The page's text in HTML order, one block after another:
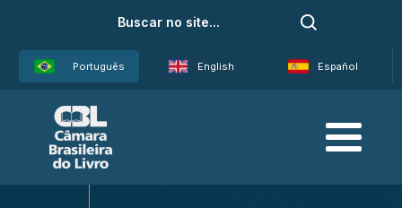
Português English Español